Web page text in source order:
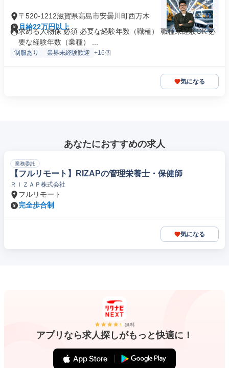
〒520-1212滋賀県高島市安曇川町西万木
月給22万円以上
求める人物像 必須 必要な経験年数（職種） 職種未経験OK 必
要な経験年数（業種） ...
制服あり 業界未経験歓迎 +16個
気になる
あなたにおすすめの求人
業務委託
【フルリモート】RIZAPの管理栄養士・保健師
ＲＩＺＡＰ株式会社
フルリモート
完全歩合制
気になる
無料
アプリなら求人探しがもっと快適に！